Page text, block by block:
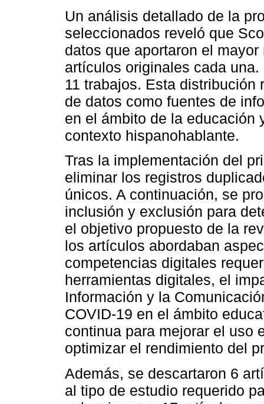
Un análisis detallado de la
seleccionados reveló que
datos que aportaron el
artículos originales cada
11 trabajos. Esta
de datos como fuentes de
en el ámbito de la educación
contexto hispanohablante.
Tras la implementación del
eliminar los registros
únicos. A continuación, se
inclusión y exclusión para
el objetivo propuesto de la
los artículos abordaban
competencias digitales
herramientas digitales, el
Información y la
COVID-19 en el ámbito
continua para mejorar el uso
optimizar el rendimiento del
Además, se descartaron 6
al tipo de estudio requerido